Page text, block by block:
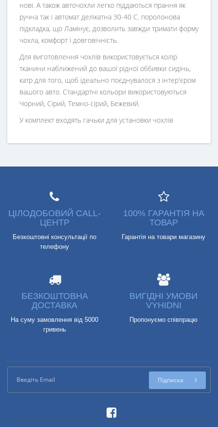
нові. А також авточохли легко піддаються прання як
ручна так і автомат делікатна 30-40 С. поролонова
підкладка, що Ламінує, дозволить завжди тримати форму
чохла, комфорт і довговічність.
Для виготовлення чохлів використовується колір
тканини наближений до вашої рідної оббивки сидінь,
катр для того, щоб ідеально поєднувалося з інтер'єром
вашого авто. Стандартні кольори використовуються
Чорний, Сірий, Темно-сірий, Бежевий.
У комплект входять гачьки для установки чохлів
ЦІЛОДОБОВИЙ CALL-
ЦЕНТР
Безкоштовні консультації по
телефону
100% ГАРАНТІЯ НА
ТОВАР
Гарантія на товари магазину
БЕЗКОШТОВНА
ДОСТАВКА
На суму замовлення від 5000
гривень
ВИГІДНІ УМОВИ
VYHIDNI
Пропонуємо співпрацю
Підписка